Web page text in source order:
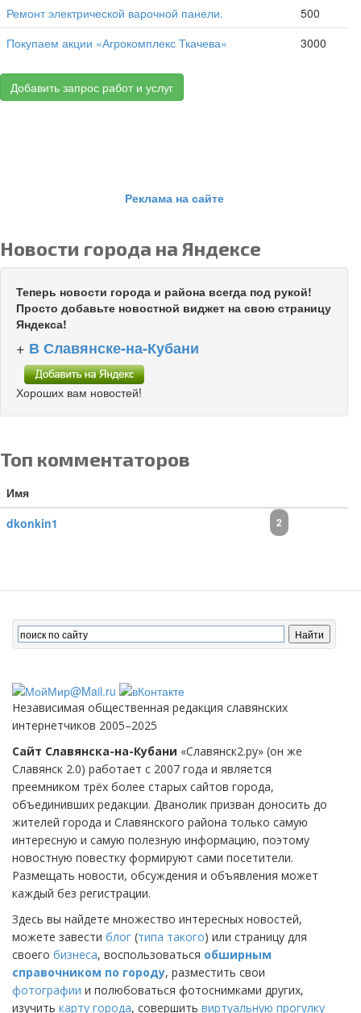
Ремонт электрической варочной панели.
500
Покупаем акции «Агрокомплекс Ткачева»
3000
Добавить запрос работ и услуг
Реклама на сайте
Новости города на Яндексе
Теперь новости города и района всегда под рукой!
Просто добавьте новостной виджет на свою страницу
Яндекса!
+ В Славянске-на-Кубани
Хороших вам новостей!
Топ комментаторов
Имя
dkonkin1
2
Независимая общественная редакция славянских
интернетчиков 2005–2025
Сайт Славянска-на-Кубани «Славянск2.ру» (он же
Славянск 2.0) работает с 2007 года и является
преемником трёх более старых сайтов города,
объединивших редакции. Дванолик призван доносить до
жителей города и Славянского района только самую
интересную и самую полезную информацию, поэтому
новостную повестку формируют сами посетители.
Размещать новости, обсуждения и объявления может
каждый без регистрации.
Здесь вы найдете множество интересных новостей,
можете завести блог (типа такого) или страницу для
своего бизнеса, воспользоваться обширным
справочником по городу, разместить свои
фотографии и полюбоваться фотоснимками других,
изучить карту города, совершить виртуальную прогулку